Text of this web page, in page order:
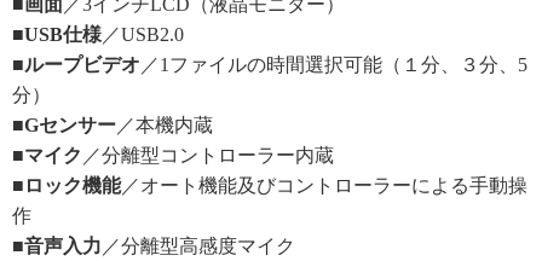
■USB仕様 ／USB2.0
■ループビデオ ／1ファイルの時間選択可能（１分、３分、5
分）
■Gセンサー ／本機内蔵
■マイク ／分離型コントローラー内蔵
■ロック機能／オート機能及びコントローラーによる手動操
作
■音声入力 ／分離型高感度マイク